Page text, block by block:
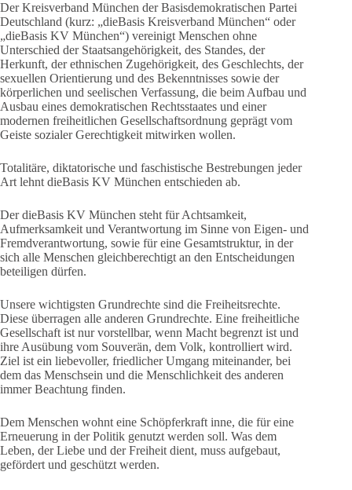
Der Kreisverband München der Basisdemokratischen Partei
Deutschland (kurz: „dieBasis Kreisverband München“ oder
„dieBasis KV München“) vereinigt Menschen ohne
Unterschied der Staatsangehörigkeit, des Standes, der
Herkunft, der ethnischen Zugehörigkeit, des Geschlechts, der
sexuellen Orientierung und des Bekenntnisses sowie der
körperlichen und seelischen Verfassung, die beim Aufbau und
Ausbau eines demokratischen Rechtsstaates und einer
modernen freiheitlichen Gesellschaftsordnung geprägt vom
Geiste sozialer Gerechtigkeit mitwirken wollen.
Totalitäre, diktatorische und faschistische Bestrebungen jeder
Art lehnt dieBasis KV München entschieden ab.
Der dieBasis KV München steht für Achtsamkeit,
Aufmerksamkeit und Verantwortung im Sinne von Eigen- und
Fremdverantwortung, sowie für eine Gesamtstruktur, in der
sich alle Menschen gleichberechtigt an den Entscheidungen
beteiligen dürfen.
Unsere wichtigsten Grundrechte sind die Freiheitsrechte.
Diese überragen alle anderen Grundrechte. Eine freiheitliche
Gesellschaft ist nur vorstellbar, wenn Macht begrenzt ist und
ihre Ausübung vom Souverän, dem Volk, kontrolliert wird.
Ziel ist ein liebevoller, friedlicher Umgang miteinander, bei
dem das Menschsein und die Menschlichkeit des anderen
immer Beachtung finden.
Dem Menschen wohnt eine Schöpferkraft inne, die für eine
Erneuerung in der Politik genutzt werden soll. Was dem
Leben, der Liebe und der Freiheit dient, muss aufgebaut,
gefördert und geschützt werden.